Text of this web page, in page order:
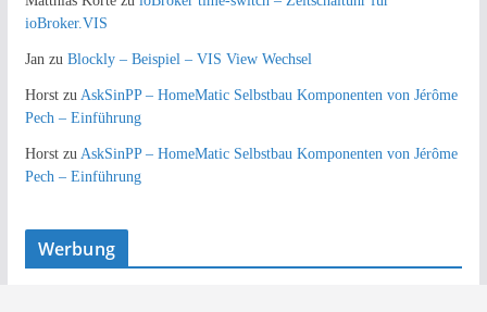
ioBroker.VIS
Janzu Blockly – Beispiel – VIS View Wechsel
Horstzu AskSinPP – HomeMatic Selbstbau Komponenten von Jérôme
Pech – Einführung
Horstzu AskSinPP – HomeMatic Selbstbau Komponenten von Jérôme
Pech – Einführung
Werbung